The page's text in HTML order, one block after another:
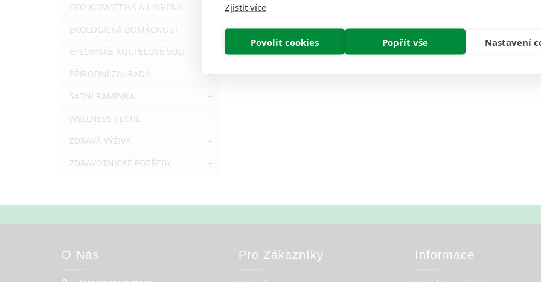
Zjistit více
Povolit cookies Popřít vše Nastavení
EKO KOSMETIKA A HYGIENA
EKOLOGICKÁ DOMÁCNOST
EPSOMSKÉ KOUPELOVÉ SOLI
PŘÍRODNÍ ZAHRADA
+
ŠATNÍ RAMÍNKA
+
WELLNESS TEXTIL
+
ZDRAVÁ VÝŽIVA
+
ZDRAVOTNICKÉ POTŘEBY
+
O Nás Pro Zákazníky Informace